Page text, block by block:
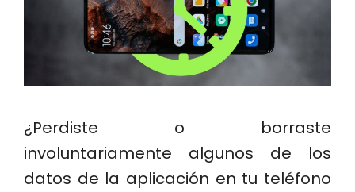
¿Perdiste o borraste
involuntariamente algunos de los
datos de la aplicación en tu teléfono